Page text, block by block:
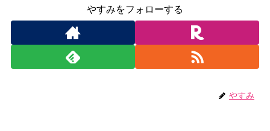
やすみをフォローする
やすみ